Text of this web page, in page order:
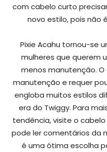
com cabelo curto
novo estilo, pois não
Pixie Acahu tornou-se
mulheres que querem
menos manutenção.
manutenção e requer
engloba muitos estilos
era do Twiggy. Para
tendência, visite o
pode ler comentários da
é uma ótima escolha